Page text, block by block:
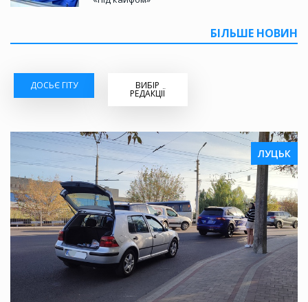
БІЛЬШЕ НОВИН
ДОСЬЄ ГІТУ ВИБІР
РЕДАКЦІЇ
ЛУЦЬК